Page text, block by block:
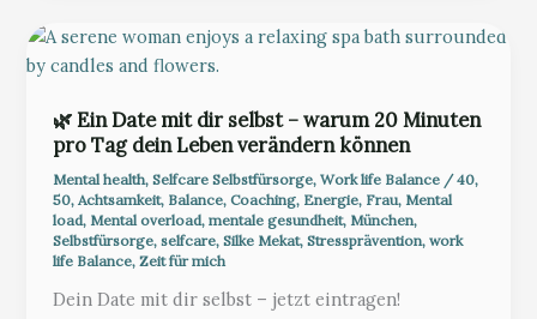
🌿 Ein Date mit dir selbst – warum 20 Minuten
pro Tag dein Leben verändern können
Mental health,Selfcare Selbstfürsorge,Work life Balance /40,
50,Achtsamkeit, Balance,Coaching, Energie, Frau, Mental
load, Mental overload,mentale gesundheit, München,
Selbstfürsorge,selfcare,Silke Mekat,Stressprävention,work
life Balance,Zeit für mich
Dein Date mit dir selbst – jetzt eintragen!